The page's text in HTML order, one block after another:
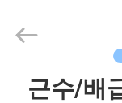
Guangdong
ORBIT
근수/배